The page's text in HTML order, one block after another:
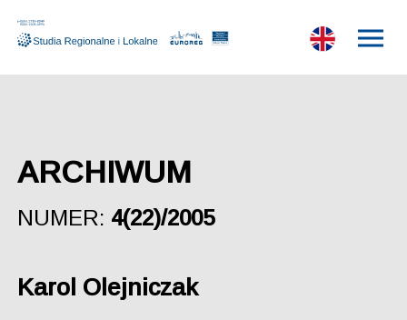
ARCHIWUM
NUMER: 4(22)/2005
Karol Olejniczak